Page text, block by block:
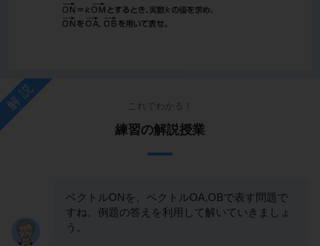
解説 これでわかる！
練習の解説授業
ベクトルONを、ベクトルOA,OBで表す問題で
すね。例題の答えを利用して解いていきましょ
う。